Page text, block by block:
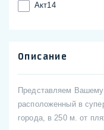
Акт14
Описание
Представляем
расположенный в
города, в 250 м. от